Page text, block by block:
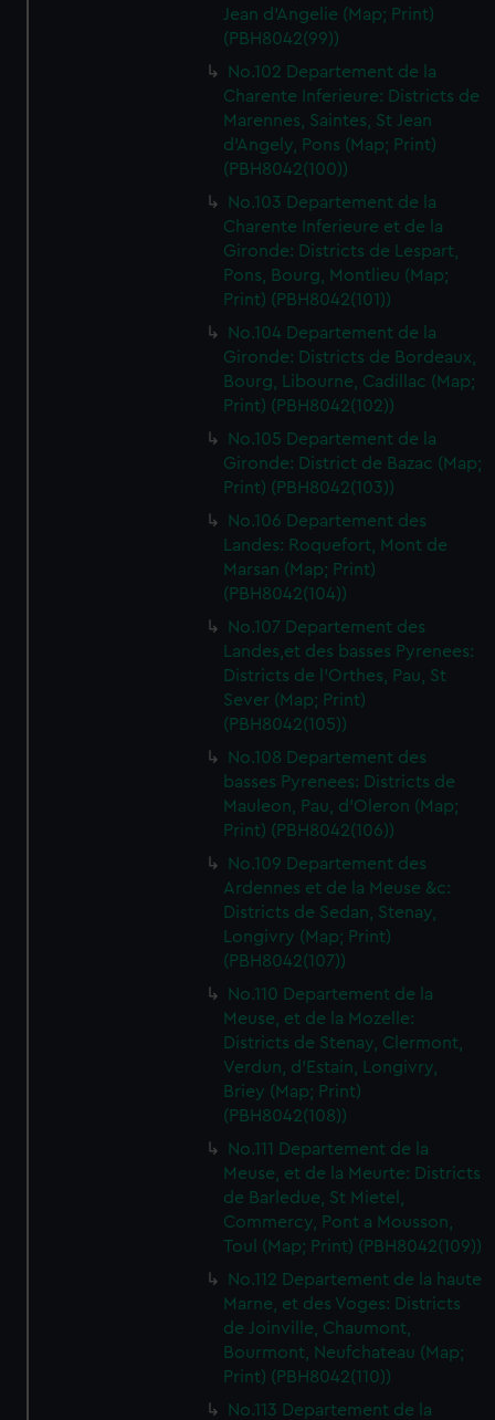
Jean d'Angelie (Map; Print)
(PBH8042(99))
No.102 Departement de la
Charente Inferieure: Districts de
Marennes, Saintes, St Jean
d'Angely, Pons (Map; Print)
(PBH8042(100))
No.103 Departement de la
Charente Inferieure et de la
Gironde: Districts de Lespart,
Pons, Bourg, Montlieu (Map;
Print) (PBH8042(101))
No.104 Departement de la
Gironde: Districts de Bordeaux,
Bourg, Libourne, Cadillac (Map;
Print) (PBH8042(102))
No.105 Departement de la
Gironde: District de Bazac (Map;
Print) (PBH8042(103))
No.106 Departement des
Landes: Roquefort, Mont de
Marsan (Map; Print)
(PBH8042(104))
No.107 Departement des
Landes,et des basses Pyrenees:
Districts de l'Orthes, Pau, St
Sever (Map; Print)
(PBH8042(105))
No.108 Departement des
basses Pyrenees: Districts de
Mauleon, Pau, d'Oleron (Map;
Print) (PBH8042(106))
No.109 Departement des
Ardennes et de la Meuse &c:
Districts de Sedan, Stenay,
Longivry (Map; Print)
(PBH8042(107))
No.110 Departement de la
Meuse, et de la Mozelle:
Districts de Stenay, Clermont,
Verdun, d'Estain, Longivry,
Briey (Map; Print)
(PBH8042(108))
No.111 Departement de la
Meuse, et de la Meurte: Districts
de Barledue, St Mietel,
Commercy, Pont a Mousson,
Toul (Map; Print) (PBH8042(109))
No.112 Departement de la haute
Marne, et des Voges: Districts
de Joinville, Chaumont,
Bourmont, Neufchateau (Map;
Print) (PBH8042(110))
No.113 Departement de la